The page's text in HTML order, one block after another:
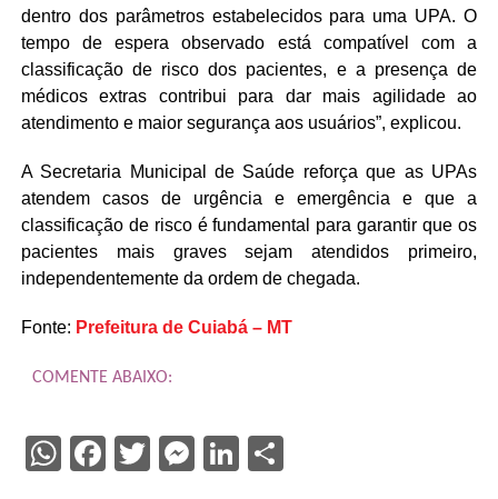
dentro dos parâmetros estabelecidos para uma UPA. O
tempo de espera observado está compatível com a
classificação de risco dos pacientes, e a presença de
médicos extras contribui para dar mais agilidade ao
atendimento e maior segurança aos usuários”, explicou.
A Secretaria Municipal de Saúde reforça que as UPAs
atendem casos de urgência e emergência e que a
classificação de risco é fundamental para garantir que os
pacientes mais graves sejam atendidos primeiro,
independentemente da ordem de chegada.
Fonte: Prefeitura de Cuiabá – MT
COMENTE ABAIXO:
WhatsApp
Facebook
Twitter
Messenger
LinkedIn
Share